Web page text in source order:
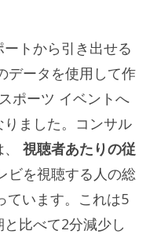
トから引き出せる
データを使用して作
ポーツ イベントへ
ました。コンサル
視聴者あたりの従
ビを視聴する人の総
ています。これは5
比べて2分減少し